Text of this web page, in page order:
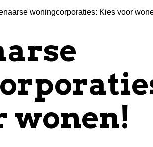
woningcorporaties: Kies voor
wonen!